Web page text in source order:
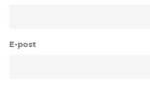
E-post